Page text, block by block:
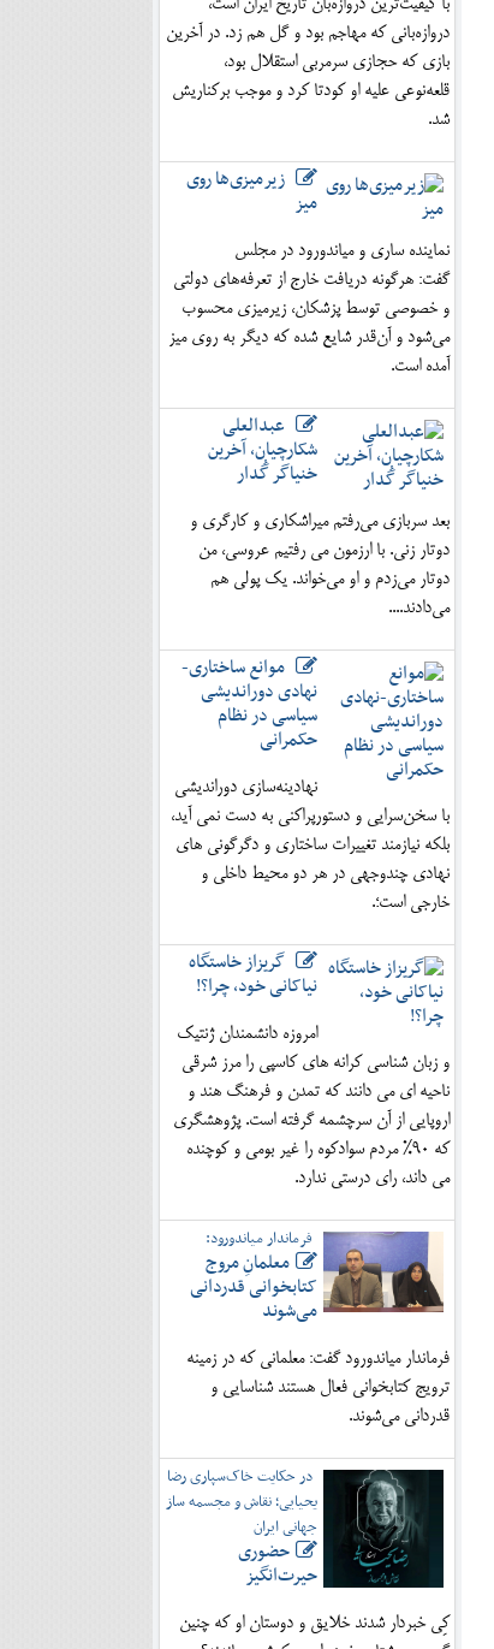
با کیفیت‌ترین دروازه‌بان تاریخ ایران است،
دروازه‌بانی که مهاجم بود و گل هم زد. در آخرین
بازی که حجازی سرمربی استقلال بود،
قلعه‌نوعی علیه او کودتا کرد و موجب برکناریش
شد.
زیرمیزی‌ها روی
میز
نماینده ساری و میاندورود در مجلس
گفت: هرگونه دریافت خارج از تعرفه‌های دولتی
و خصوصی توسط پزشکان، زیرمیزی محسوب
می‌شود و آن‌قدر شایع شده که دیگر به روی میز
آمده است.
عبدالعلی
شکارچیان، آخرین
خنیاگر گُدار
بعد سربازی می‌رفتم میراشکاری و کارگری و
دوتار زنی. با ارزمون می رفتیم عروسی، من
دوتار می‌زدم و او می‌خواند. یک پولی هم
می‌دادند....
موانع ساختاری-
نهادی دوراندیشی
سیاسی در نظام
حکمرانی
نهادینه‌سازی دوراندیشی
با سخن‌سرایی و دستورپراکنی به دست نمی آید،
بلکه نیازمند تغییرات ساختاری و دگرگونی های
نهادی چندوجهی در هر دو محیط داخلی و
خارجی است؛.
گریزاز خاستگاه
نیاکانی خود، چرا؟!
امروزه دانشمندان ژنتیک
و زبان شناسی کرانه های کاسپی را مرز شرقی
ناحیه ای می دانند که تمدن و فرهنگ هند و
اروپایی از آن سرچشمه گرفته است. پژوهشگری
که 90% مردم سوادکوه را غیر بومی و کوچنده
می داند، رای درستی ندارد.
فرماندار میاندورود:
معلمانِ مروج
کتابخوانی قدردانی
می‌شوند
فرماندار میاندورود گفت: معلمانی که در زمینه
ترویج کتابخوانی فعال هستند شناسایی و
قدردانی می‌شوند.
در حکایت خاک‌سپاری رضا
یحیایی؛ نقاش و مجسمه ساز
جهانی ایران
حضوری
حیرت‌انگیز
کِی خبردار شدند خلایق و دوستان او که چنین